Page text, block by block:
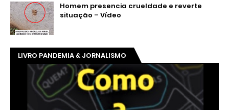
Homem presencia crueldade e reverte
situação – Vídeo
LIVRO PANDEMIA & JORNALISMO